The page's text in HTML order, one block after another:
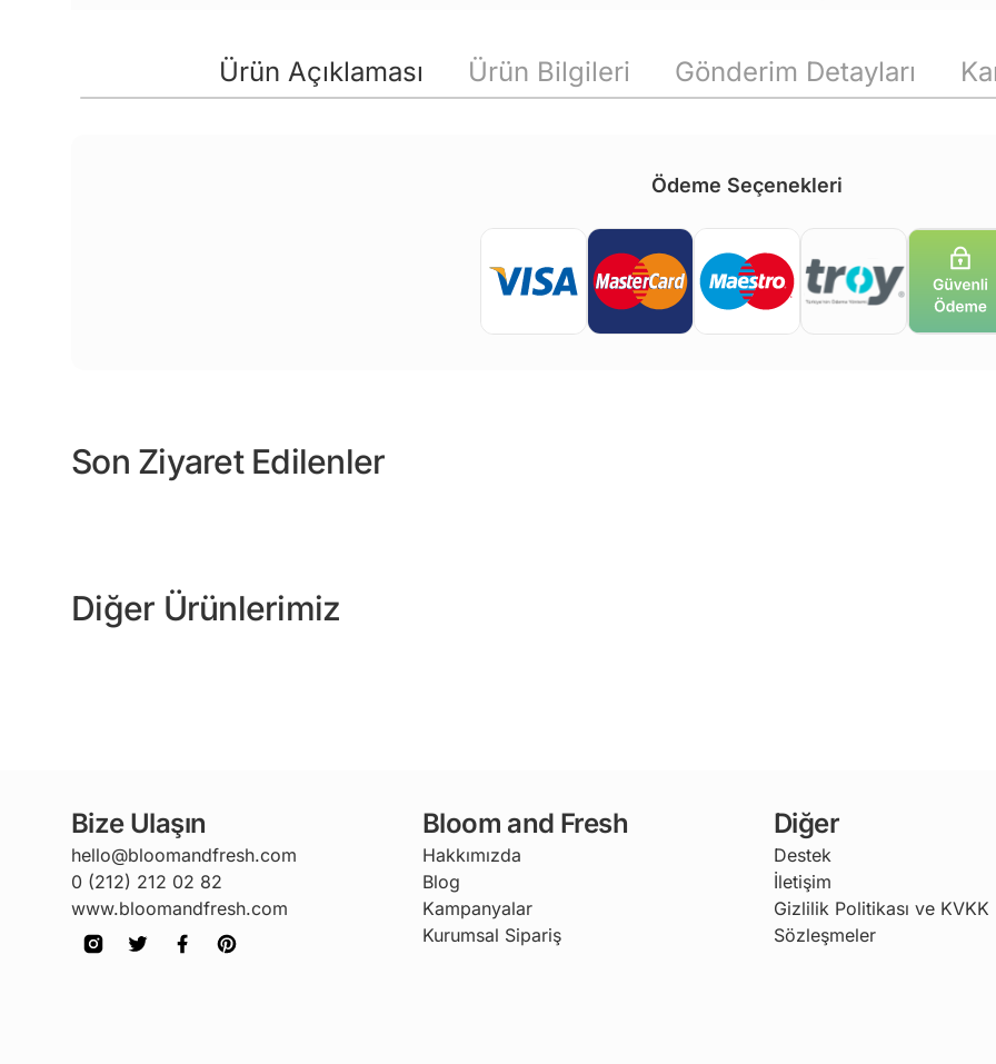
Ürün Açıklaması Ürün Bilgileri Gönderim Detayları
Ödeme Seçenekleri
Son Ziyaret Edilenler
Diğer Ürünlerimiz
Bize Ulaşın
hello@bloomandfresh.com
0 (212) 212 02 82
www.bloomandfresh.com
Bloom and Fresh
Hakkımızda
Blog
Kampanyalar
Kurumsal Sipariş
Diğer
Destek
İletişim
Gizlilik Politikası ve KVKK
Sözleşmeler